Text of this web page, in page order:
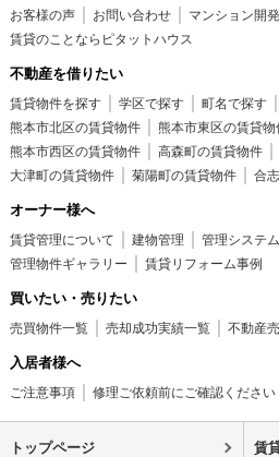
お客様の声
お問い合わせ
マンション開
賃貸のことならピタットハウス
不動産を借りたい
賃貸物件を探す 学区で探す 町名で探す
熊本市北区の賃貸物件
熊本市東区の賃貸物
熊本市西区の賃貸物件
高森町の賃貸物件
大津町の賃貸物件
菊陽町の賃貸物件 合
オーナー様へ
賃貸管理について 建物管理 管理システ
管理物件ギャラリー
賃貸リフォーム事例
買いたい・売りたい
売買物件一覧 売却成功実績一覧 不動産
入居者様へ
ご注意事項 修理ご依頼前にご確認ください
トップページ 賃